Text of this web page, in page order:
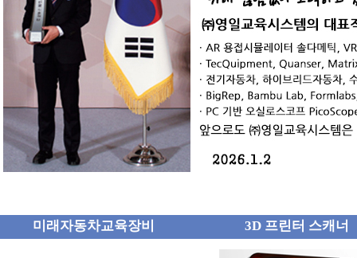
미래자동차교육장비 3D 프린터 스캐너